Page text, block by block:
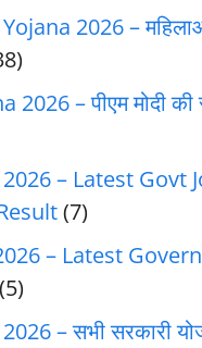
2026 –
– पीएम मोदी की
– Latest Govt
(7)
– Latest
(5)
– सभी सरकारी